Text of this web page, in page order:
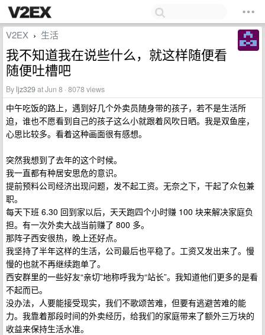
V2EX › 生活
我不知道我在说些什么，就这样随便看
随便吐槽吧
By ljz329at Jun 8 · 8078 views
中午吃饭的路上，遇到好几个外卖员随身带的孩子，若不是生活所
迫，谁也不愿看到自己的孩子这么小就跟着风吹日晒。我是双鱼座，
心思比较多。看着这种画面很有感想。
突然我想到了去年的这个时候。
我一直都有种居安思危的意识。
提前预料公司经济出现问题，发不起工资。无奈之下，干起了众包兼
职。
每天下班 6.30 回到家以后，天天跑四个小时赚 100 块来解决家庭负
担。有一次外卖大战当前赚了 800 多。
那阵子西安很热，晚上还好点。
我坚持了半年这样的生活，公司最后也平稳了。工资又发出来了。慢
慢的也就不再继续跑单了。
西安群里的一些好友“亲切”地称呼我为“站长”。我知道他们更多的是看
不起而已。
没办法，人要能接受现实，我们不歌颂苦难，但要有逃避苦难的能
力。我靠着那段时间的外卖经历，给我们的家庭带来了额外三万块的
收益来保持生活水准。